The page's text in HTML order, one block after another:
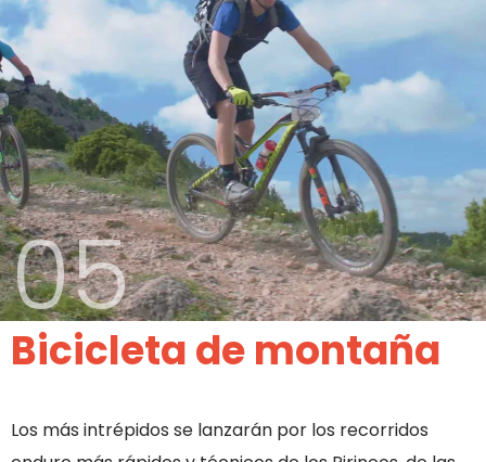
05
Bicicleta de montaña
Los más intrépidos se lanzarán por los recorridos